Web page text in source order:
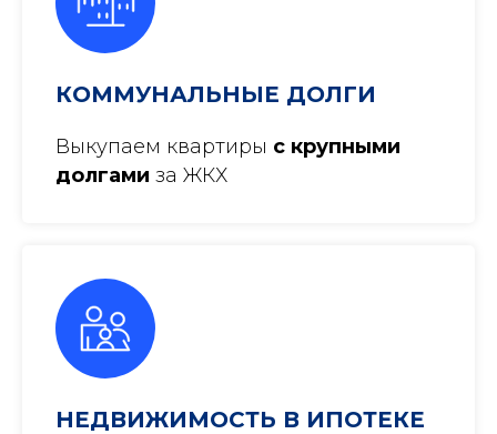
КОММУНАЛЬНЫЕ ДОЛГИ
Выкупаем квартиры с крупными
долгами за ЖКХ
НЕДВИЖИМОСТЬ В ИПОТЕКЕ